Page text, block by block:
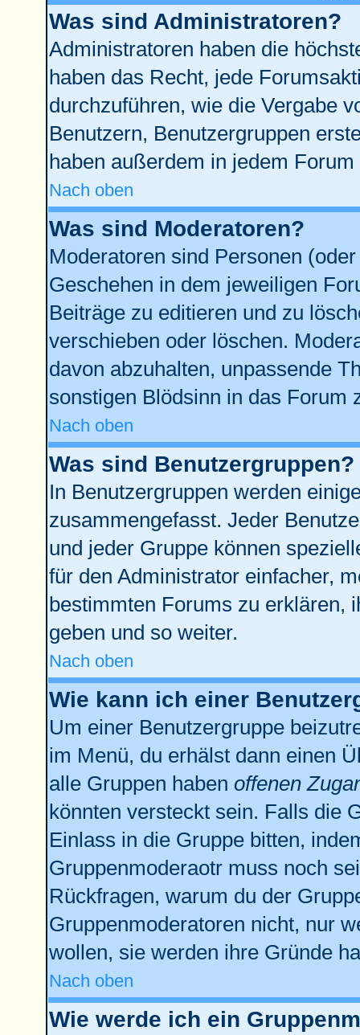
Was sind Administratoren?
Administratoren haben die
haben das Recht, jede
durchzuführen, wie die Vergabe
Benutzern, Benutzergruppen
haben außerdem in jedem
Nach oben
Was sind Moderatoren?
Moderatoren sind Personen
Geschehen in dem jeweiligen
Beiträge zu editieren und zu
verschieben oder löschen.
davon abzuhalten, unpassende
sonstigen Blödsinn in das Forum
Nach oben
Was sind Benutzergruppen?
In Benutzergruppen werden
zusammengefasst. Jeder
und jeder Gruppe können
für den Administrator einfacher,
bestimmten Forums zu erklären,
geben und so weiter.
Nach oben
Wie kann ich einer
Um einer Benutzergruppe
im Menü, du erhälst dann einen
alle Gruppen habenoffenen
könnten versteckt sein. Falls die
Einlass in die Gruppe bitten,
Gruppenmoderaotr muss noch
Rückfragen, warum du der
Gruppenmoderatoren nicht, nur
wollen, sie werden ihre Gründe
Nach oben
Wie werde ich ein